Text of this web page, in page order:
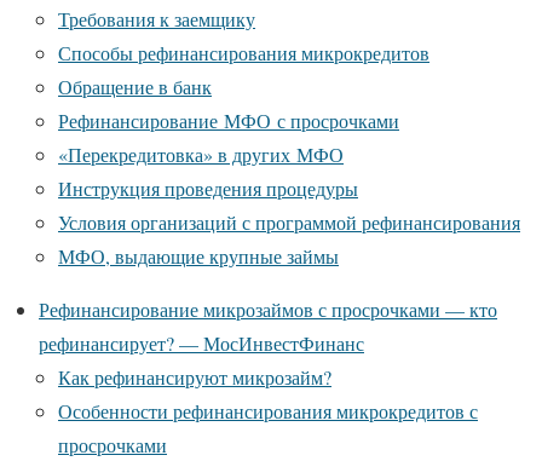
Требования к заемщику
Способы рефинансирования микрокредитов
Обращение в банк
Рефинансирование МФО с просрочками
«Перекредитовка» в других МФО
Инструкция проведения процедуры
Условия организаций с программой рефинансирования
МФО, выдающие крупные займы
Рефинансирование микрозаймов с просрочками — кто
рефинансирует? — МосИнвестФинанс
Как рефинансируют микрозайм?
Особенности рефинансирования микрокредитов с
просрочками